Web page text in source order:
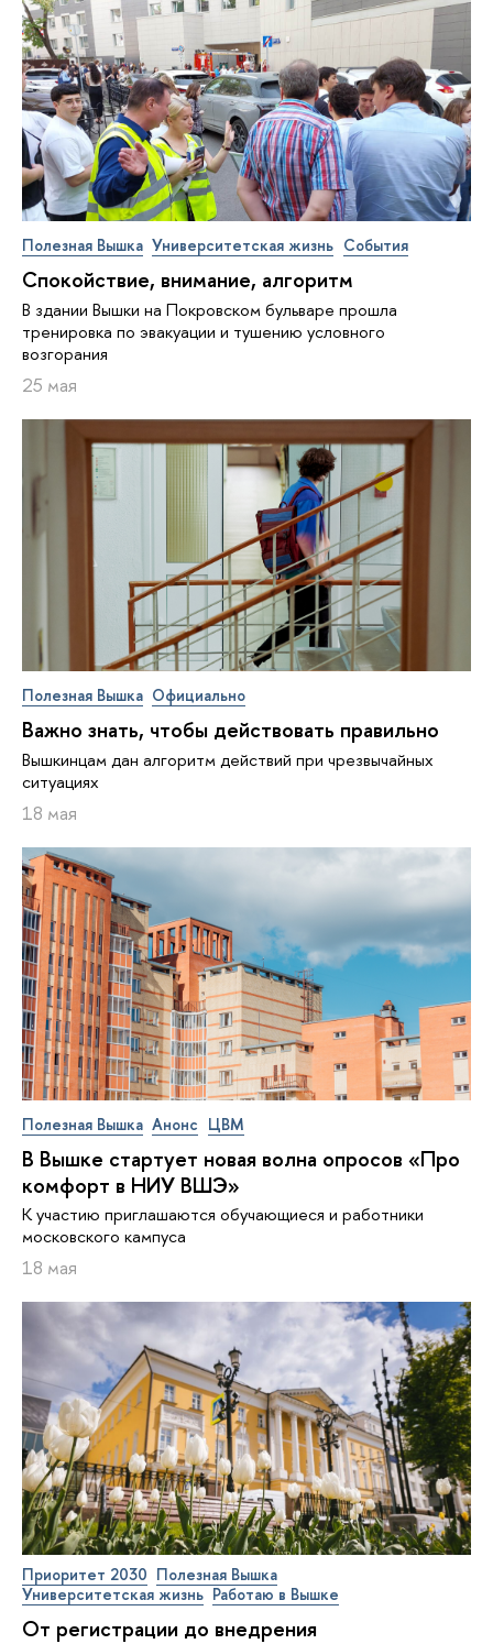
Полезная Вышка Университетская жизнь События
Спокойствие, внимание, алгоритм
В здании Вышки на Покровском бульваре прошла
тренировка по эвакуации и тушению условного
возгорания
25 мая
Полезная Вышка Официально
Важно знать, чтобы действовать правильно
Вышкинцам дан алгоритм действий при чрезвычайных
ситуациях
18 мая
Полезная Вышка Анонс ЦВМ
В Вышке стартует новая волна опросов «Про
комфорт в НИУ ВШЭ»
К участию приглашаются обучающиеся и работники
московского кампуса
18 мая
Приоритет 2030 Полезная Вышка
Университетская жизнь Работаю в Вышке
От регистрации до внедрения